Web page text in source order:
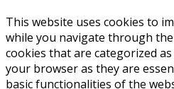
This website uses cookies to
while you navigate through
cookies that are categorized
your browser as they are
basic functionalities of the